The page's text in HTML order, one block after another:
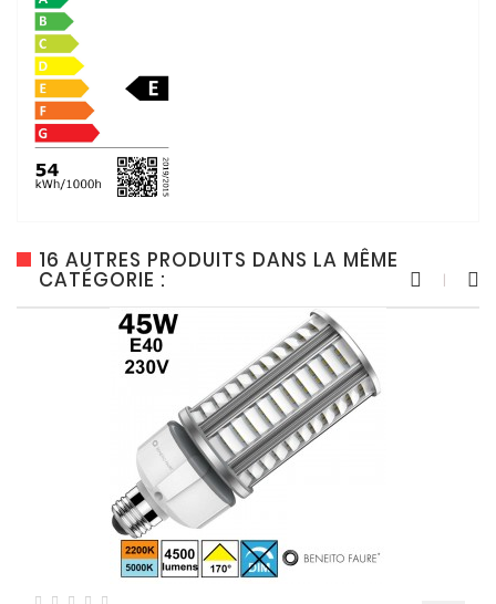
16 AUTRES PRODUITS DANS LA MÊME
CATÉGORIE :